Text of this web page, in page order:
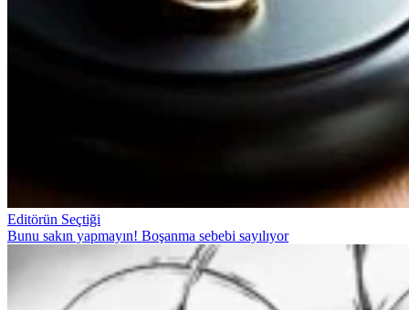
Editörün Seçtiği
Bunu sakın yapmayın! Boşanma sebebi sayılıyor